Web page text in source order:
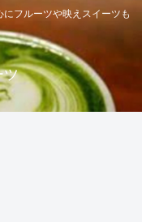
フルーツや映えスイーツも
ツ